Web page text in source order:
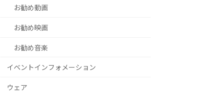
お勧め動画
お勧め映画
お勧め音楽
イベントインフォメーション
ウェア